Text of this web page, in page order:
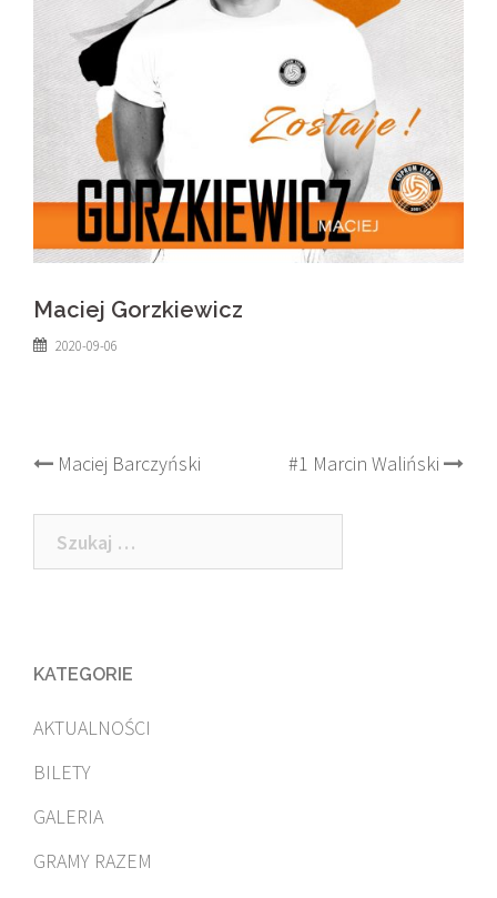
Maciej Gorzkiewicz
2020-09-06
Post
navigation
Maciej Barczyński #1 Marcin Waliński
Szukaj:
KATEGORIE
AKTUALNOŚCI
BILETY
GALERIA
GRAMY RAZEM